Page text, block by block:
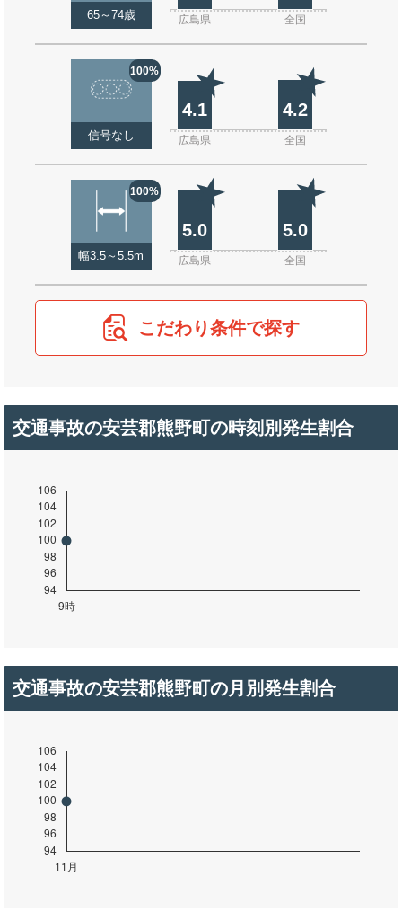
65～74歳 広島県 全国
100%
信号なし
4.1 4.2
広島県 全国
100%
幅3.5～5.5m
5.0 5.0
広島県 全国
こだわり条件で探す
交通事故の安芸郡熊野町の時刻別発生割合
交通事故の安芸郡熊野町の月別発生割合